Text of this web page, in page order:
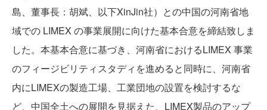
島、董事長：胡斌、以下XinJin社）との中国の河南省地
域での LIMEX の事業展開に向けた基本合意を締結致しま
した。本基本合意に基づき、河南省におけるLIMEX 事業
のフィージビリティスタディを進めると同時に、河南省
内にLIMEXの製造工場、工業団地の設置を検討するな
ど、中国全土への展開を見据えた、LIMEX製品のアップ